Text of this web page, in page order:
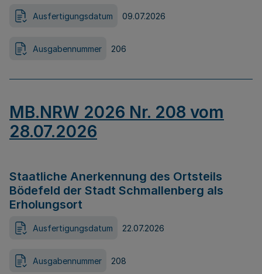
Ausfertigungsdatum 09.07.2026
Ausgabennummer 206
MB.NRW 2026 Nr. 208 vom
28.07.2026
Staatliche Anerkennung des Ortsteils
Bödefeld der Stadt Schmallenberg als
Erholungsort
Ausfertigungsdatum 22.07.2026
Ausgabennummer 208